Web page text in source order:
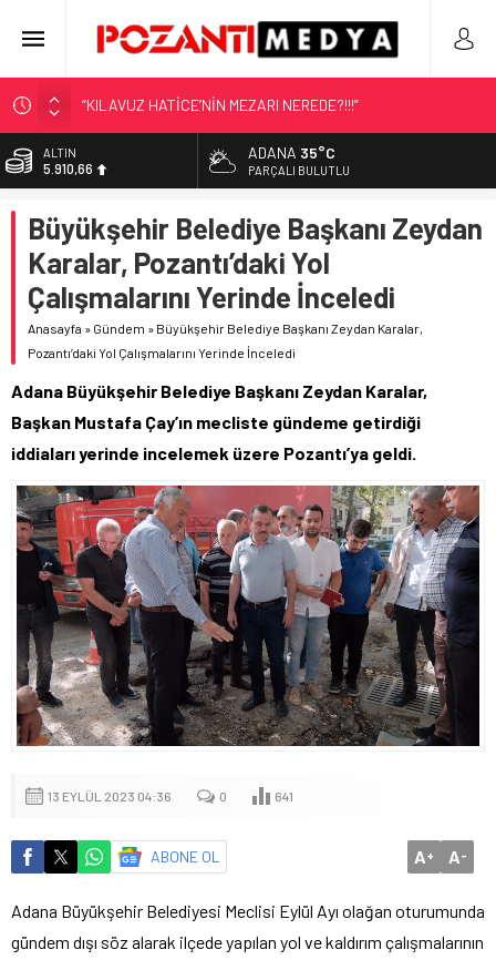
“KILAVUZ HATİCE’NİN MEZARI NEREDE?!!!”
Adana’nın Gizli Cenneti Pozantı Akçatekir Yaylası
Yılmaz Soğutma’dan Buzdolabı Uyarısı
Ajans
Harun YÜCEL Yazdı: İLBER ORTAYLI
ALTIN
5.910,66
11.456,34
DOLAR
42,6961
50,2615
ADANA 35°C
PARÇALI BULUTLU
Büyükşehir Belediye Başkanı Zeydan
Karalar, Pozantı’daki Yol
Çalışmalarını Yerinde İnceledi
Anasayfa » Gündem » Büyükşehir Belediye Başkanı Zeydan Karalar,
Pozantı’daki Yol Çalışmalarını Yerinde İnceledi
Adana Büyükşehir Belediye Başkanı Zeydan Karalar,
Başkan Mustafa Çay’ın mecliste gündeme getirdiği
iddiaları yerinde incelemek üzere Pozantı’ya geldi.
13 EYLÜL 2023 04:36 0 641
ABONE OL A+ A-
Adana Büyükşehir Belediyesi Meclisi Eylül Ayı olağan oturumunda
gündem dışı söz alarak ilçede yapılan yol ve kaldırım çalışmalarının